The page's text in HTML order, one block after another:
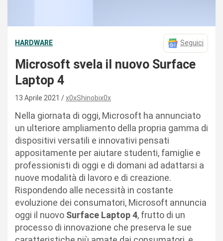
HARDWARE Seguici
Microsoft svela il nuovo Surface
Laptop 4
13 Aprile 2021 x0xShinobix0x
Nella giornata di oggi, Microsoft ha annunciato
un ulteriore ampliamento della propria gamma di
dispositivi versatili e innovativi pensati
appositamente per aiutare studenti, famiglie e
professionisti di oggi e di domani ad adattarsi a
nuove modalità di lavoro e di creazione.
Rispondendo alle necessità in costante
evoluzione dei consumatori, Microsoft annuncia
oggi il nuovo Surface Laptop 4, frutto di un
processo di innovazione che preserva le sue